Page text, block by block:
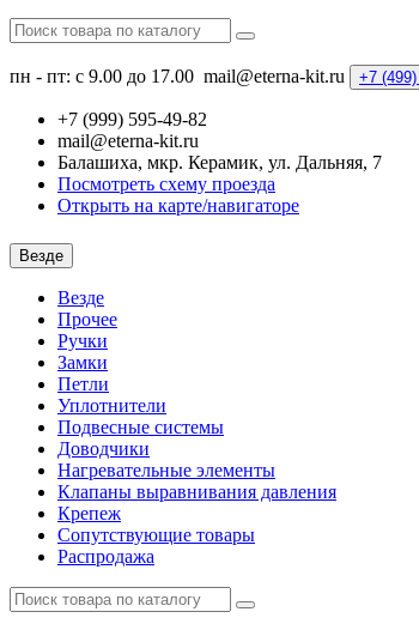
пн - пт: с 9.00 до 17.00 mail@eterna-kit.ru +7 (499)
+7 (999) 595-49-82
mail@eterna-kit.ru
Балашиха, мкр. Керамик, ул. Дальняя, 7
Посмотреть схему проезда
Открыть на карте/навигаторе
Везде
Везде
Прочее
Ручки
Замки
Петли
Уплотнители
Подвесные системы
Доводчики
Нагревательные элементы
Клапаны выравнивания давления
Крепеж
Сопутствующие товары
Распродажа